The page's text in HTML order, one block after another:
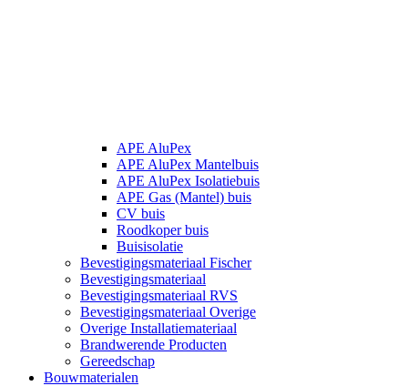
APE AluPex
APE AluPex Mantelbuis
APE AluPex Isolatiebuis
APE Gas (Mantel) buis
CV buis
Roodkoper buis
Buisisolatie
Bevestigingsmateriaal Fischer
Bevestigingsmateriaal
Bevestigingsmateriaal RVS
Bevestigingsmateriaal Overige
Overige Installatiemateriaal
Brandwerende Producten
Gereedschap
Bouwmaterialen